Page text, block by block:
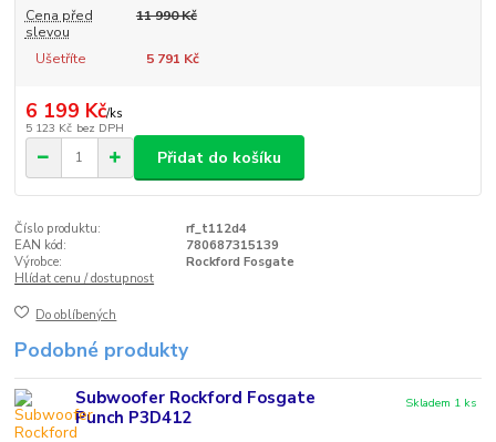
Cena před
slevou
11 990 Kč
Ušetříte 5 791 Kč
6 199 Kč/ks
5 123 Kč bez DPH
Přidat do košíku
Číslo produktu:
rf_t112d4
EAN kód:
780687315139
Výrobce:
Rockford Fosgate
Hlídat cenu / dostupnost
Do oblíbených
Podobné produkty
Subwoofer Rockford Fosgate
Punch P3D412
Skladem 1 ks